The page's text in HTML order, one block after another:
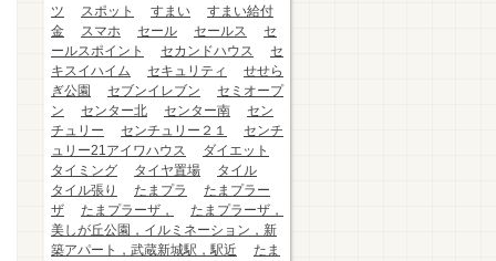
ツ
スポット すまい
すまい給付
金
スマホ セール セールス
セ
ールスポイント
セカンドハウス
セ
キスイハイム
セキュリティ
せせら
ぎ公園
セブンイレブン
セミオープ
ン
センター北 センター南
セン
チュリー
センチュリー２１
センチ
ュリー21アイワハウス
ダイエット
タイミング
タイヤ置場
タイル
タイル張り
たまプラ
たまプラー
ザ
たまプラーザ，
たまプラーザ，
美しが丘公園，イルミネーション，新
築アパート，武蔵新城駅，駅近
たま